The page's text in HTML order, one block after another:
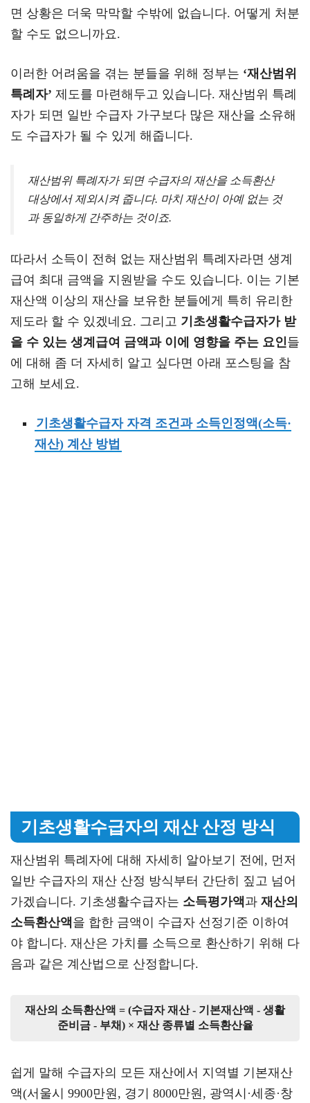
면 상황은 더욱 막막할 수밖에 없습니다. 어떻게 처분
할 수도 없으니까요.
이러한 어려움을 겪는 분들을 위해 정부는 ‘재산범위
특례자’ 제도를 마련해두고 있습니다. 재산범위 특례
자가 되면 일반 수급자 가구보다 많은 재산을 소유해
도 수급자가 될 수 있게 해줍니다.
재산범위 특례자가 되면 수급자의 재산을 소득환산
대상에서 제외시켜 줍니다. 마치 재산이 아예 없는 것
과 동일하게 간주하는 것이죠.
따라서 소득이 전혀 없는 재산범위 특례자라면 생계
급여 최대 금액을 지원받을 수도 있습니다. 이는 기본
재산액 이상의 재산을 보유한 분들에게 특히 유리한
제도라 할 수 있겠네요. 그리고 기초생활수급자가 받
을 수 있는 생계급여 금액과 이에 영향을 주는 요인들
에 대해 좀 더 자세히 알고 싶다면 아래 포스팅을 참
고해 보세요.
기초생활수급자 자격 조건과 소득인정액(소득·
재산) 계산 방법
기초생활수급자의 재산 산정 방식
재산범위 특례자에 대해 자세히 알아보기 전에, 먼저
일반 수급자의 재산 산정 방식부터 간단히 짚고 넘어
가겠습니다. 기초생활수급자는 소득평가액과 재산의
소득환산액을 합한 금액이 수급자 선정기준 이하여
야 합니다. 재산은 가치를 소득으로 환산하기 위해 다
음과 같은 계산법으로 산정합니다.
재산의 소득환산액 = (수급자 재산 - 기본재산액 - 생활
준비금 - 부채) × 재산 종류별 소득환산율
쉽게 말해 수급자의 모든 재산에서 지역별 기본재산
액(서울시 9900만원, 경기 8000만원, 광역시·세종·창